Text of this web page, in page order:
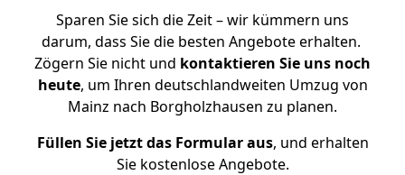
Sparen Sie sich die Zeit – wir kümmern uns
darum, dass Sie die besten Angebote erhalten.
Zögern Sie nicht und kontaktieren Sie uns noch
heute, um Ihren deutschlandweiten Umzug von
Mainz nach Borgholzhausen zu planen.
Füllen Sie jetzt das Formular aus, und erhalten
Sie kostenlose Angebote.